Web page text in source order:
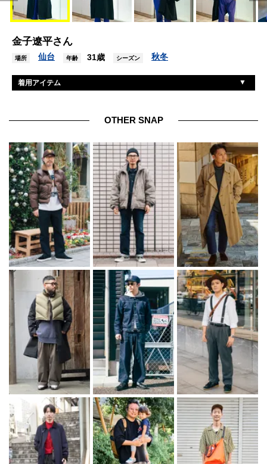
金子遼平さん
場所 仙台 年齢 31歳 シーズン 秋冬
着用アイテム
シューズ ダブルエイチ
眼鏡 金子眼鏡
バッグ グッチ
腕時計 セイコー
ピアス グラウンドワイ
リング 不明
OTHER SNAP